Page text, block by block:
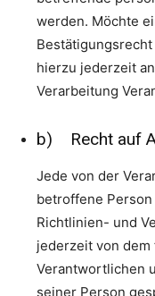
werden. Möchte
hierzu jederzeit
Verarbeitung
b) Recht auf
Jede von der
betroffene Person
Richtlinien- und
jederzeit von
Verantwortlichen
seiner Person